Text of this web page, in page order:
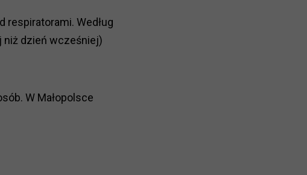
Według
niż dzień wcześniej)
W Małopolsce